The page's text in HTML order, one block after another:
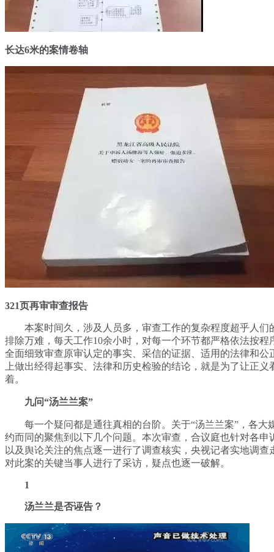
长达6米的案情卷轴
321页再审审查报告
本案时间久，涉及人员多，审查工作的复杂程度超乎人们
排除万难，每天工作10余小时，对每一个环节都严格依法按程
全面细致审查原审认定的事实、采信的证据、适用的法律和公
上做出经得起事实、法律和历史检验的结论，就是为了让正义
着。
九问“汤兰兰案”
每一个疑问都是通往真相的台阶。关于“汤兰兰案”，各大
约而同的聚焦到以下几个问题。本次审查，合议庭也针对各申
以及舆论关注的焦点逐一进行了调查核实，央视记者实地调查
对此案的关键当事人进行了采访，疑点也逐一破解。
1
汤兰兰是否诬告？